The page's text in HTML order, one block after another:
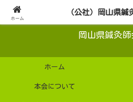
公益社団法人
岡山県鍼灸師
ホーム
本会について
ホーム
（公社）岡山県鍼